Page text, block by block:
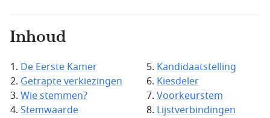
Inhoud
De Eerste Kamer
Getrapte verkiezingen
Wie stemmen?
Stemwaarde
Kandidaatstelling
Kiesdeler
Voorkeurstem
Lijstverbindingen